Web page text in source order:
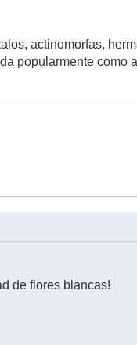
actinomorfas,
popularmente como
de flores blancas!